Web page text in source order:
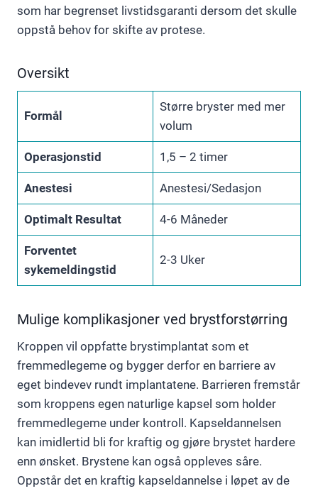
som har begrenset livstidsgaranti dersom det skulle
oppstå behov for skifte av protese.
Oversikt
Formål
Større bryster med mer
volum
Operasjonstid 1,5 – 2 timer
Anestesi Anestesi/Sedasjon
Optimalt Resultat 4-6 Måneder
Forventet
sykemeldingstid
2-3 Uker
Mulige komplikasjoner ved brystforstørring
Kroppen vil oppfatte brystimplantat som et
fremmedlegeme og bygger derfor en barriere av
eget bindevev rundt implantatene. Barrieren fremstår
som kroppens egen naturlige kapsel som holder
fremmedlegeme under kontroll. Kapseldannelsen
kan imidlertid bli for kraftig og gjøre brystet hardere
enn ønsket. Brystene kan også oppleves såre.
Oppstår det en kraftig kapseldannelse i løpet av de